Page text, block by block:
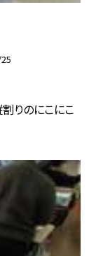
りのにこにこ